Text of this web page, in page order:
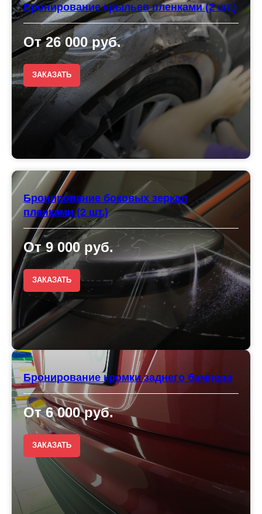
Бронирование крыльев пленками (2 шт.)
От 26 000 руб.
ЗАКАЗАТЬ
Бронирование боковых зеркал
пленками (2 шт.)
От 9 000 руб.
ЗАКАЗАТЬ
Бронирование кромки заднего бампера
От 6 000 руб.
ЗАКАЗАТЬ